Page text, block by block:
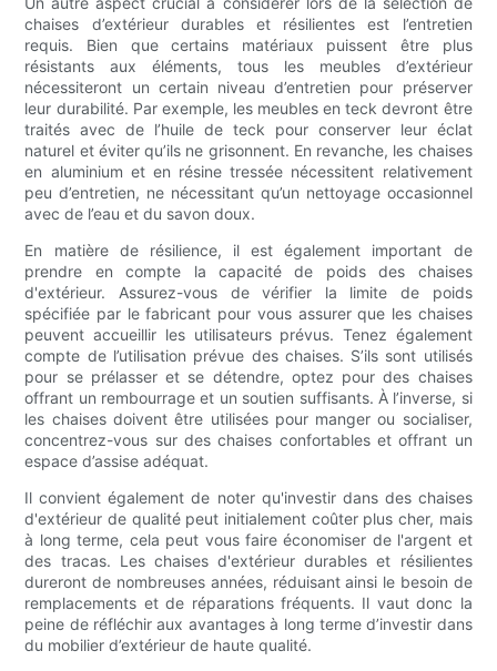
chaises d’extérieur durables et résilientes est l’entretien
requis. Bien que certains matériaux puissent être plus
résistants aux éléments, tous les meubles d’extérieur
nécessiteront un certain niveau d’entretien pour préserver
leur durabilité. Par exemple, les meubles en teck devront être
traités avec de l’huile de teck pour conserver leur éclat
naturel et éviter qu’ils ne grisonnent. En revanche, les chaises
en aluminium et en résine tressée nécessitent relativement
peu d’entretien, ne nécessitant qu’un nettoyage occasionnel
avec de l’eau et du savon doux.
En matière de résilience, il est également important de
prendre en compte la capacité de poids des chaises
d'extérieur. Assurez-vous de vérifier la limite de poids
spécifiée par le fabricant pour vous assurer que les chaises
peuvent accueillir les utilisateurs prévus. Tenez également
compte de l’utilisation prévue des chaises. S’ils sont utilisés
pour se prélasser et se détendre, optez pour des chaises
offrant un rembourrage et un soutien suffisants. À l’inverse, si
les chaises doivent être utilisées pour manger ou socialiser,
concentrez-vous sur des chaises confortables et offrant un
espace d’assise adéquat.
Il convient également de noter qu'investir dans des chaises
d'extérieur de qualité peut initialement coûter plus cher, mais
à long terme, cela peut vous faire économiser de l'argent et
des tracas. Les chaises d'extérieur durables et résilientes
dureront de nombreuses années, réduisant ainsi le besoin de
remplacements et de réparations fréquents. Il vaut donc la
peine de réfléchir aux avantages à long terme d’investir dans
du mobilier d’extérieur de haute qualité.